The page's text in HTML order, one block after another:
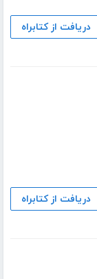
دریافت از کتابراه
دریافت از کتابراه